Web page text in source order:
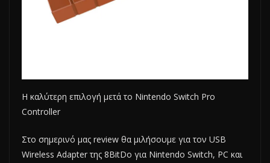
Η καλύτερη επιλογή μετά το Nintendo Switch Pro
Controller
Στο σημερινό μας review θα μιλήσουμε για τον USB
Wireless Adapter της 8BitDo για Nintendo Switch, PC και